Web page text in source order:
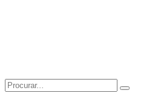
Search